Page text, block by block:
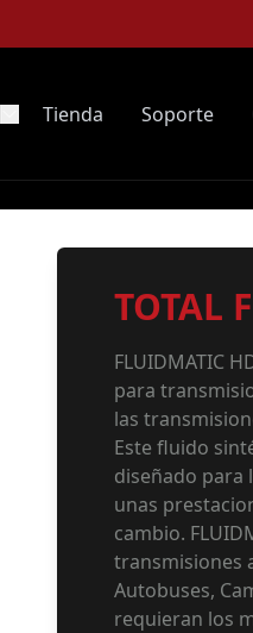
Tienda Soporte
TOTAL
FLUIDMATIC
para
las
Este fluido
diseñado para
unas
cambio.
transmisiones
Autobuses,
requieran los